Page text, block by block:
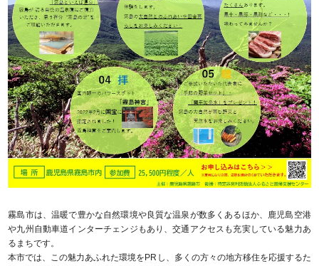
霧島市は、温暖で豊かな自然環境や良質な温泉が数多くあるほか、鹿児島空港
や九州自動車道インターチェンジもあり、交通アクセスも充実している魅力あ
るまちです。
本市では、この魅力あふれた環境をPRし、多くの方々の地方移住を応援するた